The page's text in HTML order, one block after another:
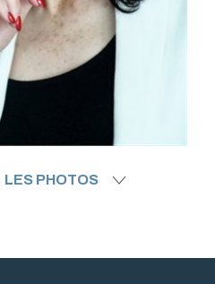
LES PHOTOS